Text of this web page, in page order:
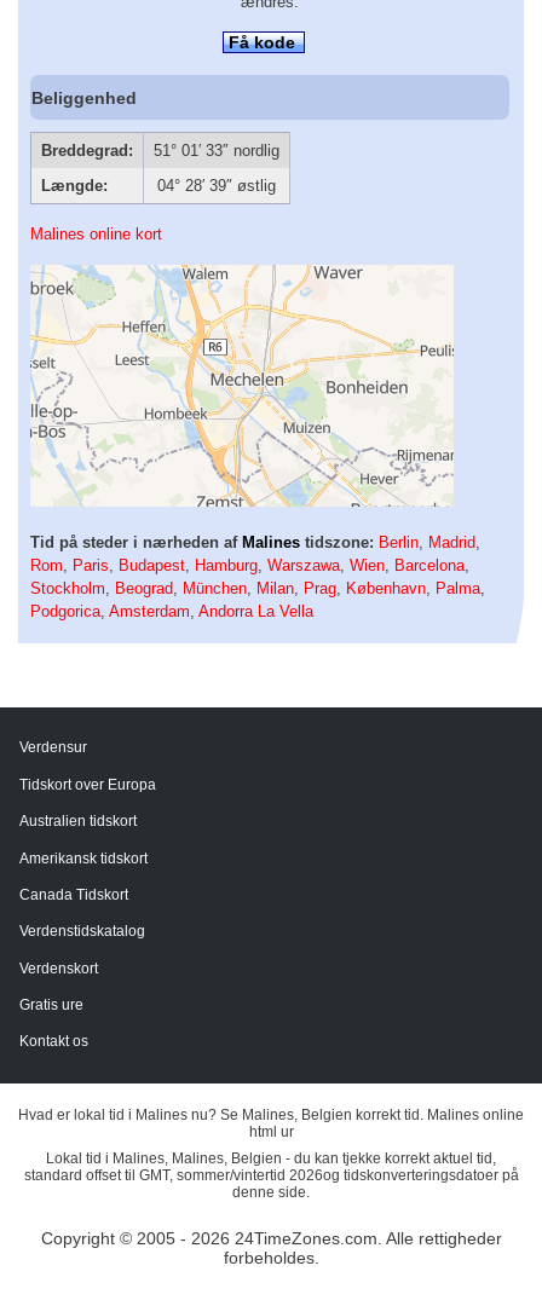
Få kode
Beliggenhed
Breddegrad:
51° 01′ 33″ nordlig
Længde:
04° 28′ 39″ østlig
Malines online kort
Tid på steder i nærheden af Malines tidszone: Berlin Madrid
Rom
Paris Budapest Hamburg Warszawa Wien Barcelona
Stockholm
Beograd München Milan Prag København Palma
Podgorica Amsterdam Andorra La Vella
Verdensur
Tidskort over Europa
Australien tidskort
Amerikansk tidskort
Canada Tidskort
Verdenstidskatalog
Verdenskort
Gratis ure
Kontakt os
Hvad er lokal tid i Malines nu? Se Malines, Belgien korrekt tid. Malines online
html ur
Lokal tid i Malines, Malines, Belgien - du kan tjekke korrekt aktuel tid,
standard offset til GMT, sommer/vintertid 2026og tidskonverteringsdatoer på
denne side.
Copyright © 2005 - 2026 24TimeZones.com. Alle rettigheder
forbeholdes.